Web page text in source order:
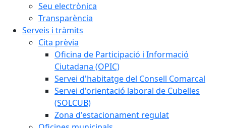
Seu electrònica
Transparència
Serveis i tràmits
Cita prèvia
Oficina de Participació i Informació
Ciutadana (OPIC)
Servei d'habitatge del Consell Comarcal
Servei d'orientació laboral de Cubelles
(SOLCUB)
Zona d'estacionament regulat